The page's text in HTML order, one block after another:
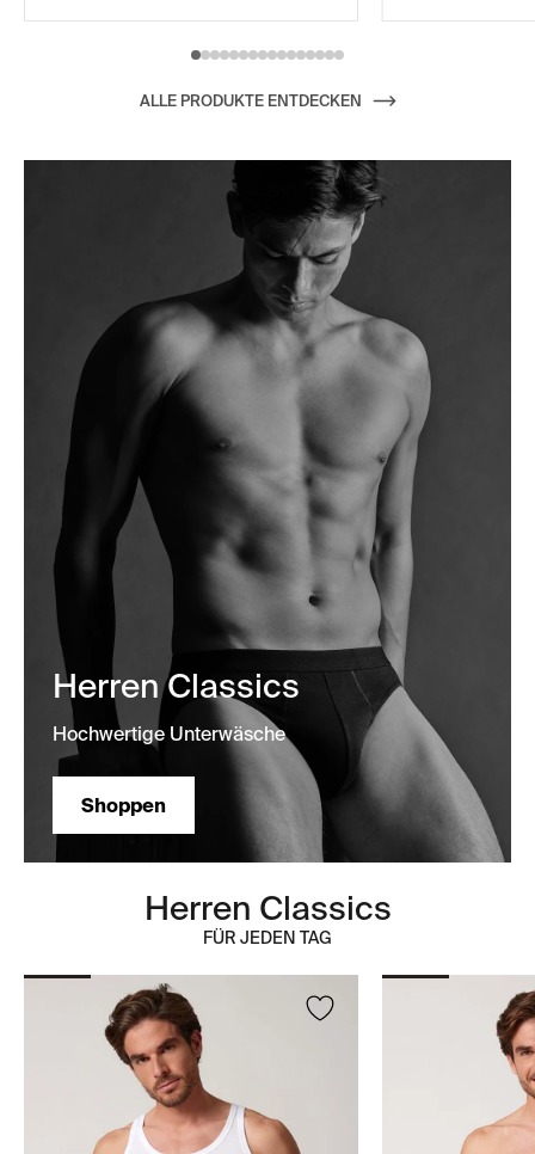
ALLE PRODUKTE ENTDECKEN
Herren Classics
Hochwertige Unterwäsche
Shoppen
Herren Classics
FÜR JEDEN TAG